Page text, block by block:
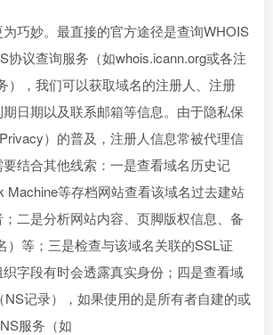
巧妙。最直接的官方途径是查询WHOIS
协议查询服务（如whois.icann.org或各注
），我们可以获取域名的注册人、注册
日期以及联系邮箱等信息。由于隐私保
）的普及，注册人信息常被代理信
结合其他线索：一是查看域名历史记
Machine等存档网站查看该域名过去建站
二是分析网站内容、页脚版权信息、备
）等；三是检查与该域名关联的SSL证
字段有时会透露真实身份；四是查看域
记录），如果使用的是所有者自建的或
服务（如